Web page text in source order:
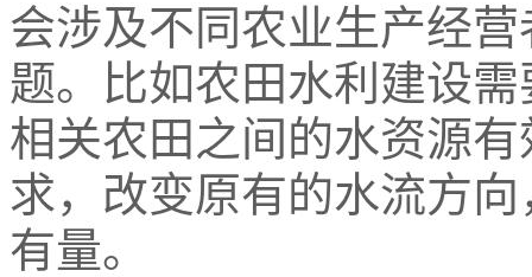
会涉及不同农业生产经
题。比如农田水利建设
相关农田之间的水资源
求，改变原有的水流方
有量。